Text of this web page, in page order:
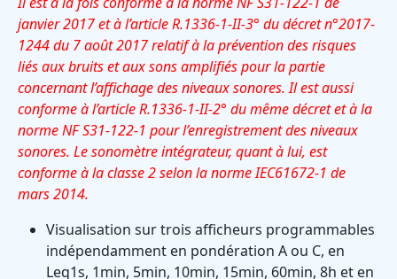
janvier 2017 et à l’article R.1336-1-II-3° du décret n°2017-
1244 du 7 août 2017 relatif à la prévention des risques
liés aux bruits et aux sons amplifiés pour la partie
concernant l’affichage des niveaux sonores. Il est aussi
conforme à l’article R.1336-1-II-2° du même décret et à la
norme NF S31-122-1 pour l’enregistrement des niveaux
sonores. Le sonomètre intégrateur, quant à lui, est
conforme à la classe 2 selon la norme IEC61672-1 de
mars 2014.
Visualisation sur trois afficheurs programmables
indépendamment en pondération A ou C, en
Leq1s, 1min, 5min, 10min, 15min, 60min, 8h et en